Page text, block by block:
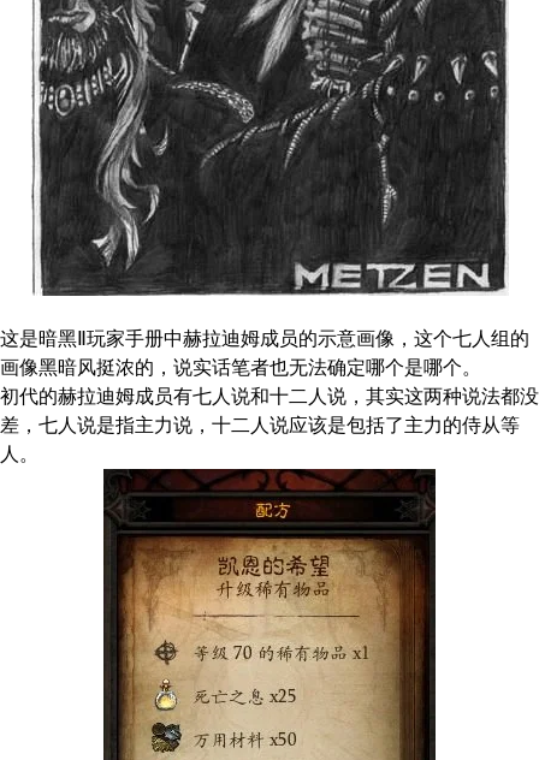
这是暗黑Ⅱ玩家手册中赫拉迪姆成员的示意画像，这个七人组的
画像黑暗风挺浓的，说实话笔者也无法确定哪个是哪个。
初代的赫拉迪姆成员有七人说和十二人说，其实这两种说法都没
差，七人说是指主力说，十二人说应该是包括了主力的侍从等
人。